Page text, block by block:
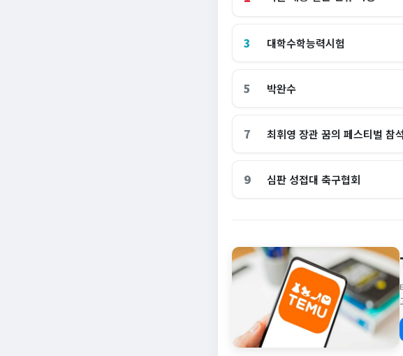
3 대학수학능력시험
5 박완수
7 최휘영 장관 꿈의 페스티벌 참석
9 심판 성접대 축구협회